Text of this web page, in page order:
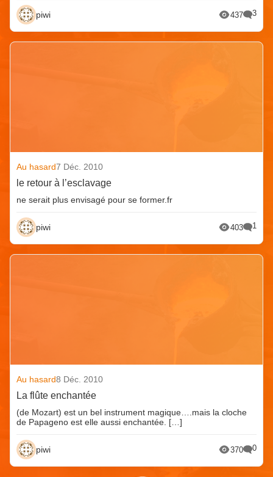
piwi 437 3
Au hasard7 Déc. 2010
le retour à l’esclavage
ne serait plus envisagé pour se former.fr
piwi 403 1
Au hasard8 Déc. 2010
La flûte enchantée
(de Mozart) est un bel instrument magique….mais la cloche
de Papageno est elle aussi enchantée. […]
piwi 370 0